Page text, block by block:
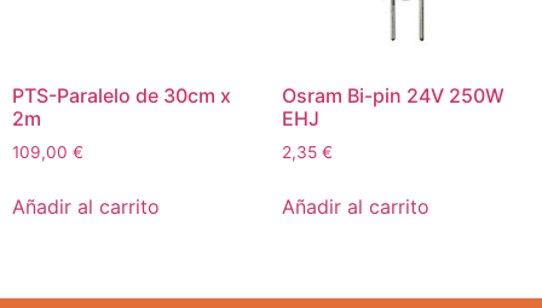
PTS-Paralelo de 30cm x
2m
109,00 €
Añadir al carrito
Osram Bi-pin 24V 250W
EHJ
2,35 €
Añadir al carrito